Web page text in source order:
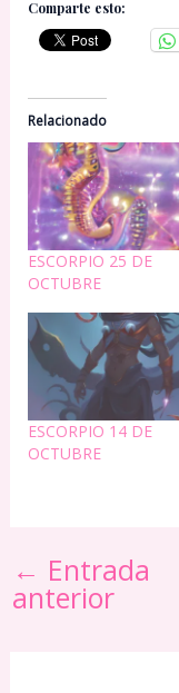
Comparte esto:
Relacionado
ESCORPIO 25 DE
OCTUBRE
ESCORPIO 14 DE
OCTUBRE
← Entrada
anterior